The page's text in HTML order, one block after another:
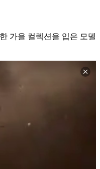
가을 컬렉션을 입은 모델